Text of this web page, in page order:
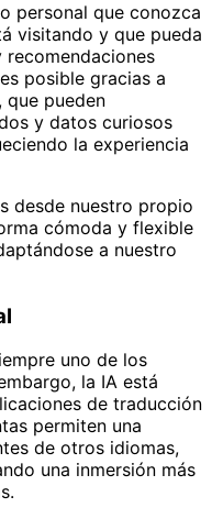
personal que conozca
visitando y que pueda
posible gracias a
que pueden
y datos curiosos
la experiencia
desde nuestro propio
cómoda y flexible
a nuestro
uno de los
la IA está
de traducción
permiten una
de otros idiomas,
una inmersión más